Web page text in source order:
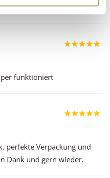
funktioniert
perfekte Verpackung und
Dank und gern wieder.